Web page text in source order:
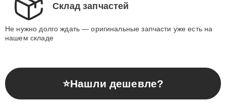
Склад запчастей
Не нужно долго ждать — оригинальные запчасти уже есть на
нашем складе
⭐Нашли дешевле?